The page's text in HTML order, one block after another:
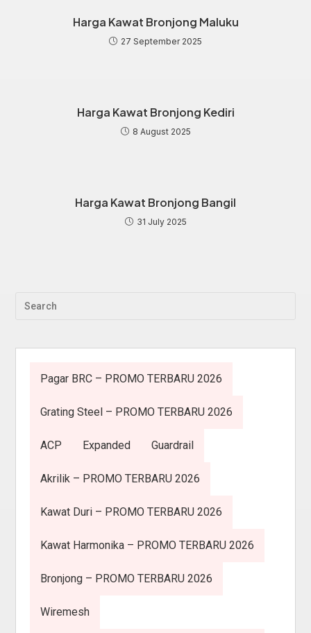
Harga Kawat Bronjong Maluku
27 September 2025
Harga Kawat Bronjong Kediri
8 August 2025
Harga Kawat Bronjong Bangil
31 July 2025
Pagar BRC – PROMO TERBARU 2026
Grating Steel – PROMO TERBARU 2026
ACP Expanded Guardrail
Akrilik – PROMO TERBARU 2026
Kawat Duri – PROMO TERBARU 2026
Kawat Harmonika – PROMO TERBARU 2026
Bronjong – PROMO TERBARU 2026
Wiremesh